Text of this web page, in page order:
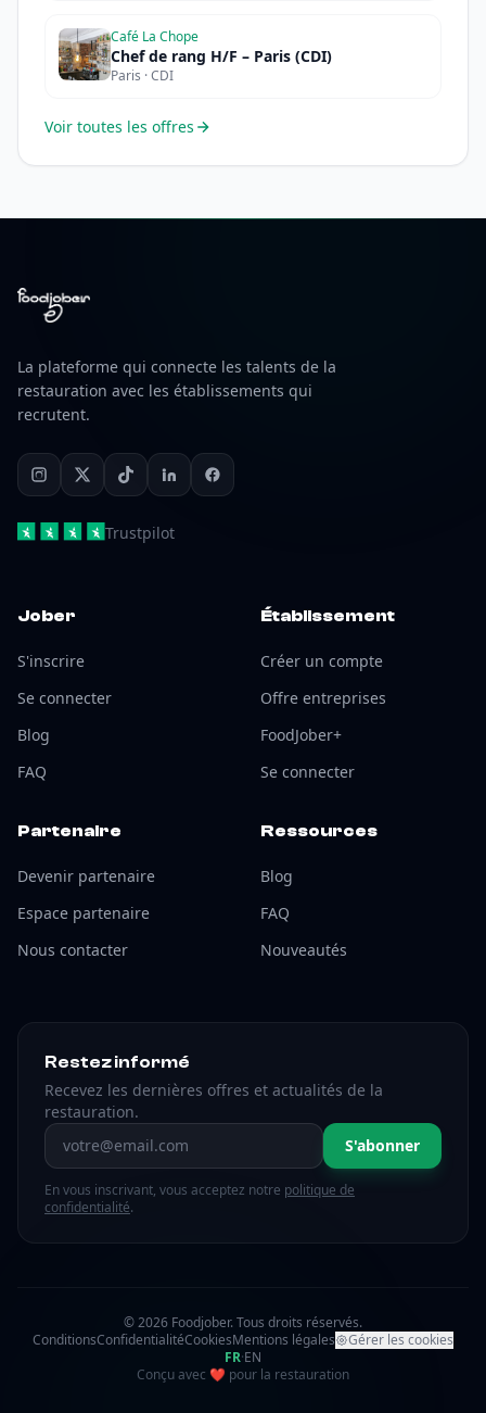
Café La Chope
Chef de rang H/F – Paris (CDI)
Paris · CDI
Voir toutes les offres
La plateforme qui connecte les talents de la
restauration avec les établissements qui
recrutent.
Trustpilot
Jober
S'inscrire
Se connecter
Blog
FAQ
Établissement
Créer un compte
Offre entreprises
FoodJober+
Se connecter
Partenaire
Devenir partenaire
Espace partenaire
Nous contacter
Ressources
Blog
FAQ
Nouveautés
Restez informé
Recevez les dernières offres et actualités de la
restauration.
Adresse email S'abonner
En vous inscrivant, vous acceptez notre politique de
confidentialité.
© 2026 Foodjober. Tous droits réservés.
ConditionsConfidentialitéCookiesMentions légales
Gérer les cookies
FR·EN
Conçu avec ❤ amour
pour la restauration